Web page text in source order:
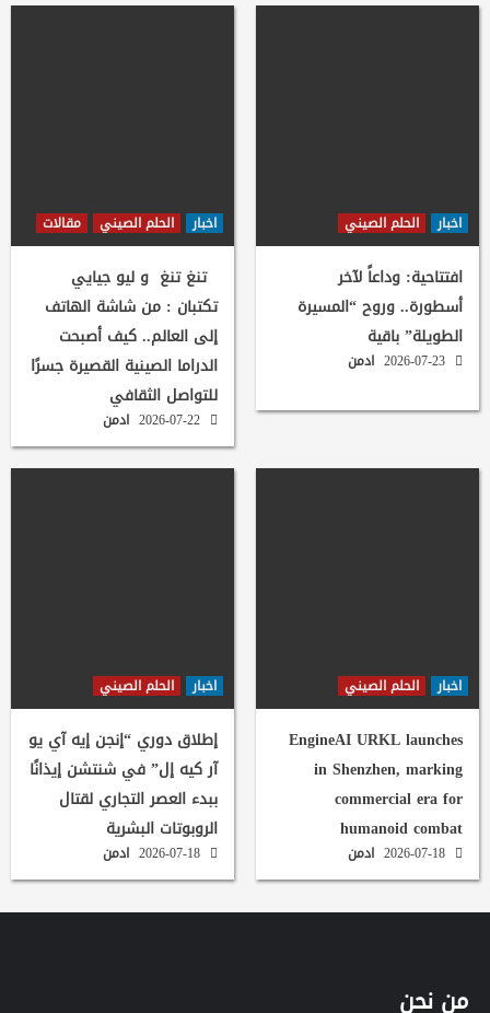
اخبار الحلم الصيني
افتتاحية: وداعاً لآخر
أسطورة.. وروح “المسيرة
الطويلة” باقية
ادمن
اخبار الحلم الصيني مقالات
تنغ تنغ و ليو جيايي
تكتبان : من شاشة الهاتف
إلى العالم.. كيف أصبحت
الدراما الصينية القصيرة جسرًا
للتواصل الثقافي
ادمن
اخبار الحلم الصيني
EngineAI URKL launches
in Shenzhen, marking
commercial era for
humanoid combat
ادمن
اخبار الحلم الصيني
إطلاق دوري “إنجن إيه آي يو
آر كيه إل” في شنتشن إيذانًا
ببدء العصر التجاري لقتال
الروبوتات البشرية
ادمن
من نحن